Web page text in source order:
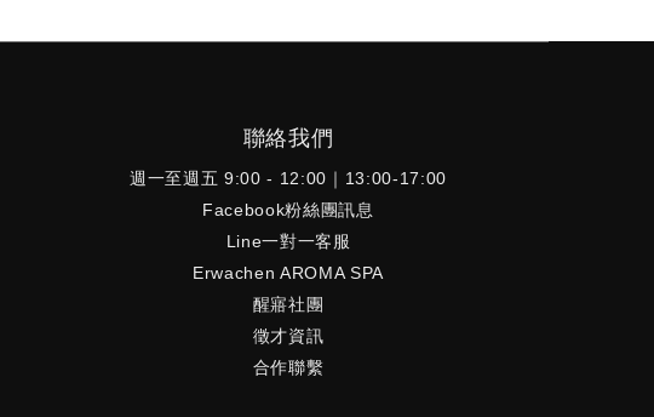
聯絡我們
週一至週五 9:00 - 12:00｜13:00-17:00
Facebook粉絲團訊息
Line一對一客服
Erwachen AROMA SPA
醒寤社團
徵才資訊
合作聯繫